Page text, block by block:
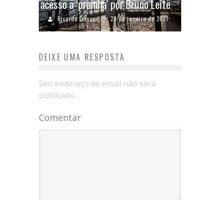
acesso a ‘prainha’ por Bruno Leite
Ricardo Lemos 20 de janeiro de 2021
DEIXE UMA RESPOSTA
Seu endereço de email não será
publicado.
Comentar